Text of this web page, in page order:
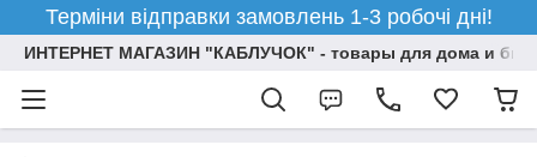
Терміни відправки замовлень 1-3 робочі дні!
ИНТЕРНЕТ МАГАЗИН "КАБЛУЧОК" - товары для дома и